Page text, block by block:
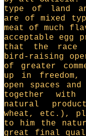
type of land
are of mixed
meat of much
acceptable egg
that the
bird-raising
of greater
up in freedom,
open spaces
together with
natural
wheat, etc.),
to him the
great final